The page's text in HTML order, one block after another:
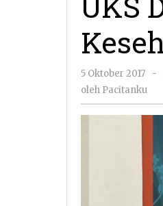
5 Oktober 2017 -
oleh Pacitanku